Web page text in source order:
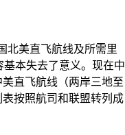
北美直飞航线及所需里
本失去了意义。现在中
直飞航线（两岸三地至
按照航司和联盟转列成